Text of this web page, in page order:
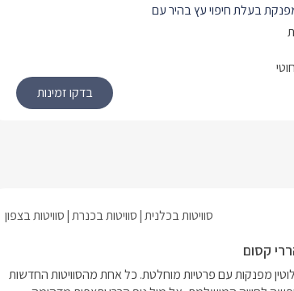
מפנקת בעלת חיפוי עץ בהיר עם
ואיכותיים. בכל צד של המיטה
עדינה וחמימה, אל מול המיטה
יחיד מעוצבות בגוונים
כלי הגשה ועוד. אל מול נוף
איזור החוץ של הסוויטה הנעימה.
חדר פנימי נוסף, עם שתי מיטות
ועדינות עם טלוויזיתLCD
סוויטות בכלנית סוויטות בכנרת סוויטות בצפון
קסום